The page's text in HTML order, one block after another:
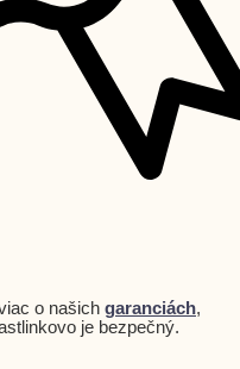
o našich garanciách,
je bezpečný.